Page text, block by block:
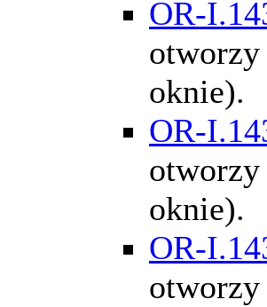
OR-
oknie).
OR-
oknie).
OR-